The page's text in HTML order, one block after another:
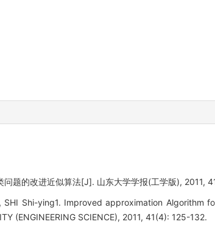
问题的改进近似算法[J]. 山东大学学报(工学版), 2011,
SHI Shi-ying1. Improved approximation Algorithm
(ENGINEERING SCIENCE), 2011, 41(4): 125-132.